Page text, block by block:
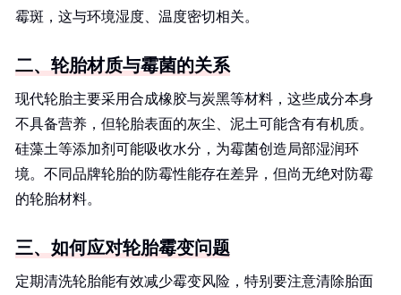
霉斑，这与环境湿度、温度密切相关。
二、轮胎材质与霉菌的关系
现代轮胎主要采用合成橡胶与炭黑等材料，这些成分本身
不具备营养，但轮胎表面的灰尘、泥土可能含有有机质。
硅藻土等添加剂可能吸收水分，为霉菌创造局部湿润环
境。不同品牌轮胎的防霉性能存在差异，但尚无绝对防霉
的轮胎材料。
三、如何应对轮胎霉变问题
定期清洗轮胎能有效减少霉变风险，特别要注意清除胎面